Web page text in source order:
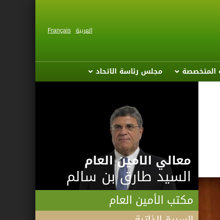
العربية Français
المتخصصة مجلس رئاسة الاتحاد
معالي الامين العام
السيد طارق بن سالم
مكتب الأمين العام